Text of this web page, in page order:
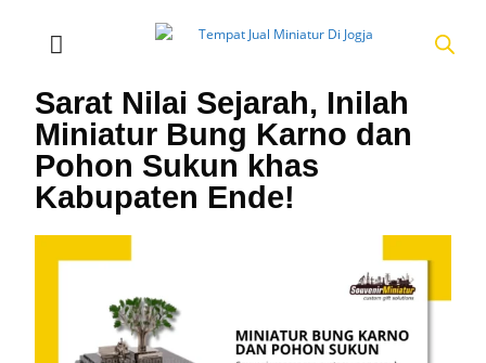
Sarat Nilai Sejarah, Inilah
Miniatur Bung Karno dan
Pohon Sukun khas
Kabupaten Ende!